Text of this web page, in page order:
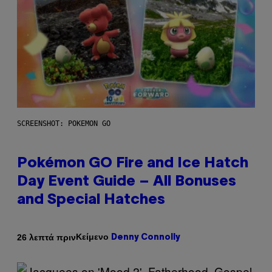
SCREENSHOT: POKEMON GO
Pokémon GO Fire and Ice Hatch
Day Event Guide – All Bonuses
and Special Hatches
26 λεπτά πρινΚείμενο Denny Connolly